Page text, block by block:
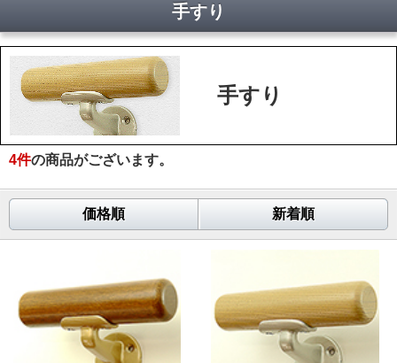
手すり
手すり
4件の商品がございます。
価格順 新着順